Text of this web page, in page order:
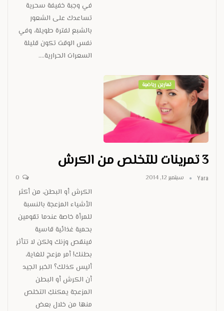
في وجبة خفيفة سحرية
تساعدك على الشعور
بالشبع لفترة طويلة، وفي
نفس الوقت تكون قليلة
السعرات الحرارية.…
تمارين رياضية
3 تمرينات للتخلص من الكرش
Yara سبتمبر 12, 2014
الكرش أو البطن، من أكثر
الأشياء المزعجة بالنسبة
للمرأة خاصة عندما تقومين
بحمية غذائية قاسية
فينقص وزنك ولكن لا تتأثر
بطنك! أمر مزعج للغاية،
أليس كذلك؟ الخبر الجيد
أن الكرش أو البطن
المزعجة يمكنكِ التخلص
منها من خلال بعض